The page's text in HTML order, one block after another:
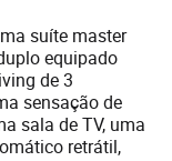
suíte master
equipado
de 3
sensação de
sala de TV, uma
retrátil,